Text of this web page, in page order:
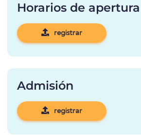
Horarios de apertura
registrar
Admisión
registrar